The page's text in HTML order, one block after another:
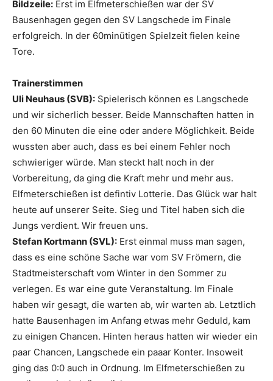
Bildzeile: Erst im Elfmeterschießen war der SV
Bausenhagen gegen den SV Langschede im Finale
erfolgreich. In der 60minütigen Spielzeit fielen keine
Tore.
Trainerstimmen
Uli Neuhaus (SVB): Spielerisch können es Langschede
und wir sicherlich besser. Beide Mannschaften hatten in
den 60 Minuten die eine oder andere Möglichkeit. Beide
wussten aber auch, dass es bei einem Fehler noch
schwieriger würde. Man steckt halt noch in der
Vorbereitung, da ging die Kraft mehr und mehr aus.
Elfmeterschießen ist defintiv Lotterie. Das Glück war halt
heute auf unserer Seite. Sieg und Titel haben sich die
Jungs verdient. Wir freuen uns.
Stefan Kortmann (SVL): Erst einmal muss man sagen,
dass es eine schöne Sache war vom SV Frömern, die
Stadtmeisterschaft vom Winter in den Sommer zu
verlegen. Es war eine gute Veranstaltung. Im Finale
haben wir gesagt, die warten ab, wir warten ab. Letztlich
hatte Bausenhagen im Anfang etwas mehr Geduld, kam
zu einigen Chancen. Hinten heraus hatten wir wieder ein
paar Chancen, Langschede ein paaar Konter. Insoweit
ging das 0:0 auch in Ordnung. Im Elfmeterschießen zu